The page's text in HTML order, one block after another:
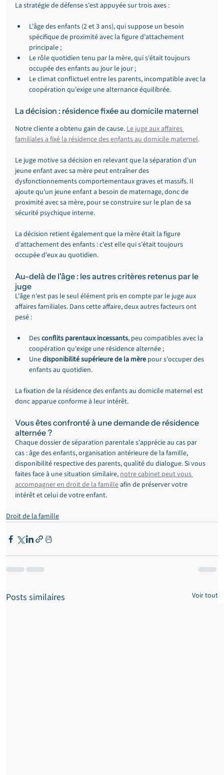
La stratégie de défense s'est appuyée sur trois axes :
L'âge des enfants (2 et 3 ans), qui suppose un besoin
spécifique de proximité avec la figure d'attachement
principale ;
Le rôle quotidien tenu par la mère, qui s'était toujours
occupée des enfants au jour le jour ;
Le climat conflictuel entre les parents, incompatible avec la
coopération qu'exige une alternance équilibrée.
La décision : résidence fixée au domicile maternel
Notre cliente a obtenu gain de cause. Le juge aux affaires
familiales a fixé la résidence des enfants au domicile maternel.
Le juge motive sa décision en relevant que la séparation d'un
jeune enfant avec sa mère peut entraîner des
dysfonctionnements comportementaux graves et massifs. Il
ajoute qu'un jeune enfant a besoin de maternage, donc de
proximité avec sa mère, pour se construire sur le plan de sa
sécurité psychique interne.
La décision retient également que la mère était la figure
d'attachement des enfants : c'est elle qui s'était toujours
occupée d'eux au quotidien.
Au-delà de l'âge : les autres critères retenus par le
juge
L'âge n'est pas le seul élément pris en compte par le juge aux
affaires familiales. Dans cette affaire, deux autres facteurs ont
pesé :
Des conflits parentaux incessants, peu compatibles avec la
coopération qu'exige une résidence alternée ;
Une disponibilité supérieure de la mère pour s'occuper des
enfants au quotidien.
La fixation de la résidence des enfants au domicile maternel est
donc apparue conforme à leur intérêt.
Vous êtes confronté à une demande de résidence
alternée ?
Chaque dossier de séparation parentale s'apprécie au cas par
cas : âge des enfants, organisation antérieure de la famille,
disponibilité respective des parents, qualité du dialogue. Si vous
faites face à une situation similaire, notre cabinet peut vous
accompagner en droit de la famille afin de préserver votre
intérêt et celui de votre enfant.
Droit de la famille
Posts similaires Voir tout